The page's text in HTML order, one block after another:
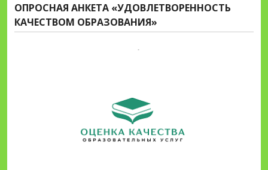
ОПРОСНАЯ АНКЕТА «УДОВЛЕТВОРЕННОСТЬ
КАЧЕСТВОМ ОБРАЗОВАНИЯ»